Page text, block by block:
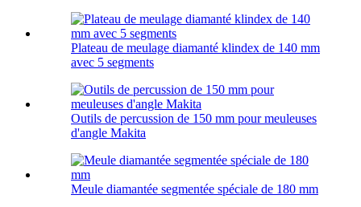
Plateau de meulage diamanté klindex de 140 mm
avec 5 segments
Outils de percussion de 150 mm pour meuleuses
d'angle Makita
Meule diamantée segmentée spéciale de 180 mm